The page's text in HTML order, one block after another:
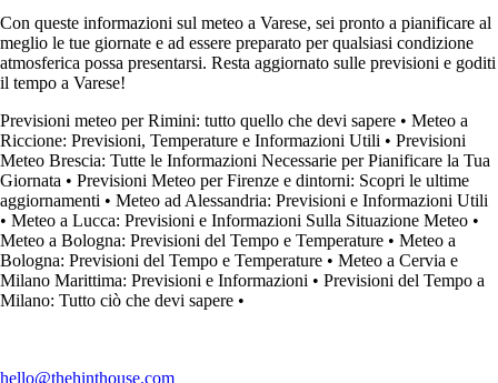
Con queste informazioni sul meteo a Varese, sei pronto a pianificare al
meglio le tue giornate e ad essere preparato per qualsiasi condizione
atmosferica possa presentarsi. Resta aggiornato sulle previsioni e goditi
il tempo a Varese!
Previsioni meteo per Rimini: tutto quello che devi sapere • Meteo a
Riccione: Previsioni, Temperature e Informazioni Utili • Previsioni
Meteo Brescia: Tutte le Informazioni Necessarie per Pianificare la Tua
Giornata • Previsioni Meteo per Firenze e dintorni: Scopri le ultime
aggiornamenti • Meteo ad Alessandria: Previsioni e Informazioni Utili
• Meteo a Lucca: Previsioni e Informazioni Sulla Situazione Meteo •
Meteo a Bologna: Previsioni del Tempo e Temperature • Meteo a
Bologna: Previsioni del Tempo e Temperature • Meteo a Cervia e
Milano Marittima: Previsioni e Informazioni • Previsioni del Tempo a
Milano: Tutto ciò che devi sapere •
hello@thehinthouse.com